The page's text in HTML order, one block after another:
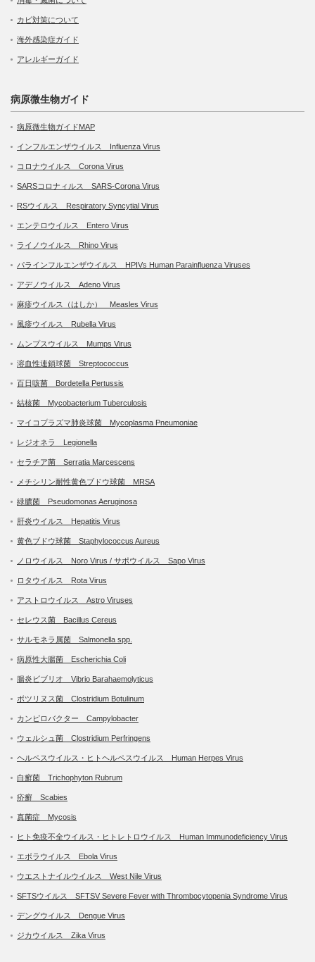
カビ対策について
海外感染症ガイド
アレルギーガイド
病原微生物ガイド
病原微生物ガイドMAP
インフルエンザウイルス Influenza Virus
コロナウイルス Corona Virus
SARSコロナィルス SARS-Corona Virus
RSウイルス Respiratory Syncytial Virus
エンテロウイルス Entero Virus
ライノウイルス Rhino Virus
パラインフルエンザウイルス HPIVs Human Parainfluenza Viruses
アデノウイルス Adeno Virus
麻疹ウイルス（はしか） Measles Virus
風疹ウイルス Rubella Virus
ムンプスウイルス Mumps Virus
溶血性連鎖球菌 Streptococcus
百日咳菌 Bordetella Pertussis
結核菌 Mycobacterium Tuberculosis
マイコプラズマ肺炎球菌 Mycoplasma Pneumoniae
レジオネラ Legionella
セラチア菌 Serratia Marcescens
メチシリン耐性黄色ブドウ球菌 MRSA
緑膿菌 Pseudomonas Aeruginosa
肝炎ウイルス Hepatitis Virus
黄色ブドウ球菌 Staphylococcus Aureus
ノロウイルス Noro Virus / サポウイルス Sapo Virus
ロタウイルス Rota Virus
アストロウイルス Astro Viruses
セレウス菌 Bacillus Cereus
サルモネラ属菌 Salmonella spp.
病原性大腸菌 Escherichia Coli
腸炎ビブリオ Vibrio Barahaemolyticus
ボツリヌス菌 Clostridium Botulinum
カンピロバクター Campylobacter
ウェルシュ菌 Clostridium Perfringens
ヘルペスウイルス・ヒトヘルペスウイルス Human Herpes Virus
白癬菌 Trichophyton Rubrum
疥癬 Scabies
真菌症 Mycosis
ヒト免疫不全ウイルス・ヒトレトロウイルス Human Immunodeficiency Virus
エボラウイルス Ebola Virus
ウエストナイルウイルス West Nile Virus
SFTSウイルス SFTSV Severe Fever with Thrombocytopenia Syndrome Virus
デングウイルス Dengue Virus
ジカウイルス Zika Virus